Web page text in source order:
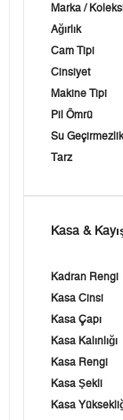
Marka /
Ağırlık
Cam Tipi
Cinsiyet
Makine Tipi
Pil Ömrü
Su Geçirmezlik
Tarz
Kasa &
Kadran Rengi
Kasa Cinsi
Kasa Çapı
Kasa Kalınlığı
Kasa Rengi
Kasa Şekli
Kasa